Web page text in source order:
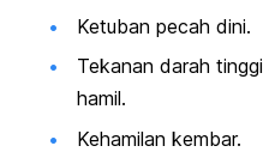
Ketuban pecah dini.
Tekanan darah
hamil.
Kehamilan kembar.